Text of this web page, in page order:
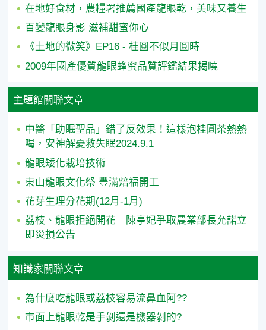
在地好食材，農糧署推薦國產龍眼乾，美味又養生
百變龍眼身影 滋補甜蜜你心
《土地的微笑》EP16 - 桂圓不似月圓時
2009年國產優質龍眼蜂蜜品質評鑑結果揭曉
主題館關聯文章
中醫「助眠聖品」錯了反效果！這樣泡桂圓茶熱熱
喝，安神解憂救失眠2024.9.1
龍眼矮化栽培技術
東山龍眼文化祭 豐滿焙福開工
花芽生理分花期(12月-1月)
荔枝、龍眼拒絕開花 陳亭妃爭取農業部長允諾立
即災損公告
知識家關聯文章
為什麼吃龍眼或荔枝容易流鼻血阿??
市面上龍眼乾是手剝還是機器剝的?